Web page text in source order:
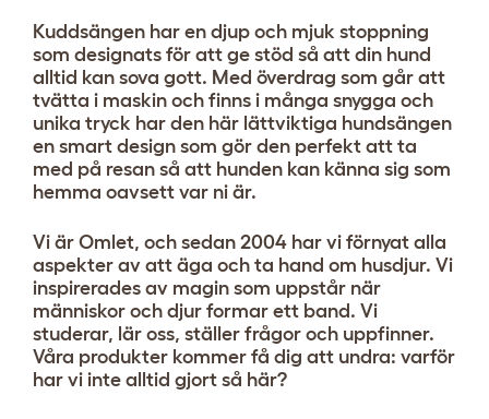
Kuddsängen har en djup och mjuk stoppning
som designats för att ge stöd så att din hund
alltid kan sova gott. Med överdrag som går att
tvätta i maskin och finns i många snygga och
unika tryck har den här lättviktiga hundsängen
en smart design som gör den perfekt att ta
med på resan så att hunden kan känna sig som
hemma oavsett var ni är.
Vi är Omlet, och sedan 2004 har vi förnyat alla
aspekter av att äga och ta hand om husdjur. Vi
inspirerades av magin som uppstår när
människor och djur formar ett band. Vi
studerar, lär oss, ställer frågor och uppfinner.
Våra produkter kommer få dig att undra: varför
har vi inte alltid gjort så här?